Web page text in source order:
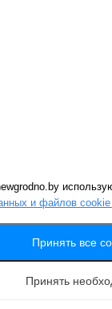
и файлов
Принять все
Принять